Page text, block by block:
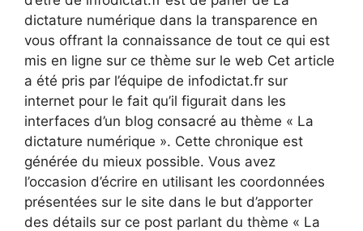
dictature numérique dans la transparence en
vous offrant la connaissance de tout ce qui est
mis en ligne sur ce thème sur le web Cet article
a été pris par l’équipe de infodictat.fr sur
internet pour le fait qu’il figurait dans les
interfaces d’un blog consacré au thème « La
dictature numérique ». Cette chronique est
générée du mieux possible. Vous avez
l’occasion d’écrire en utilisant les coordonnées
présentées sur le site dans le but d’apporter
des détails sur ce post parlant du thème « La